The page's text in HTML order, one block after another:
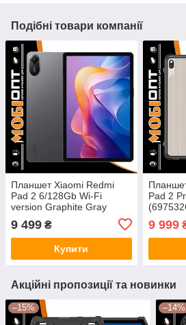
Подібні товари компанії
Планшет Xiaomi Redmi
Pad 2 6/128Gb Wi-Fi
version Graphite Gray
9 499 ₴
Купити
Pad 2
9 999
Акційні пропозиції та новинки
–15% –14%